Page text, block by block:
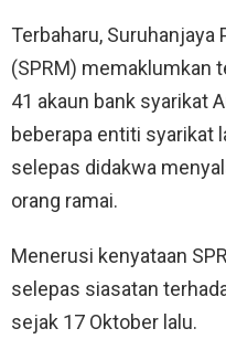
Terbaharu, Suruhanjaya
(SPRM) memaklumkan
41 akaun bank syarikat
beberapa entiti syarikat
selepas didakwa
orang ramai.
Menerusi kenyataan
selepas siasatan
sejak 17 Oktober lalu.